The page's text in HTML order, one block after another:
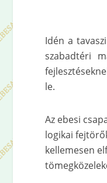
Idén a
szabadtéri
le.
Az ebesi
logikai
kellemesen